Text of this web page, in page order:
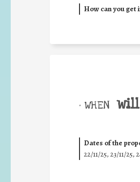
How can you get
• WHEN
Dates of the
22/11/25, 23/11/25,